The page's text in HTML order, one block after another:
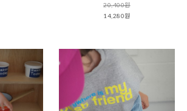
20,400원
14,280원